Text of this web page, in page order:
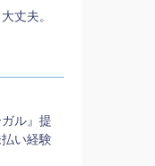
丈夫。
ル』提
い経験